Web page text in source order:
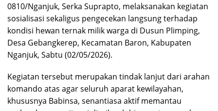
0810/Nganjuk, Serka Suprapto, melaksanakan kegiatan
sosialisasi sekaligus pengecekan langsung terhadap
kondisi hewan ternak milik warga di Dusun Plimping,
Desa Gebangkerep, Kecamatan Baron, Kabupaten
Nganjuk, Sabtu (02/05/2026).
Kegiatan tersebut merupakan tindak lanjut dari arahan
komando atas agar seluruh aparat kewilayahan,
khususnya Babinsa, senantiasa aktif memantau